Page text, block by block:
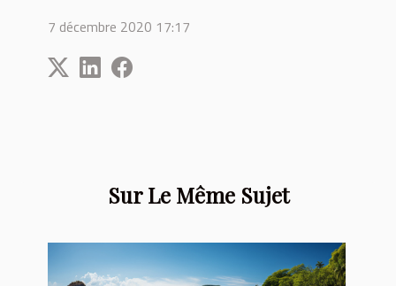
7 décembre 2020 17:17
Sur Le Même Sujet